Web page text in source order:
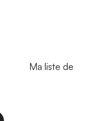
Ma liste de